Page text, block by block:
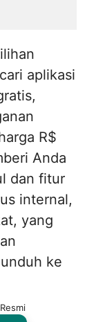
aplikasi
R$
Anda
dan fitur
internal,
yang
ke